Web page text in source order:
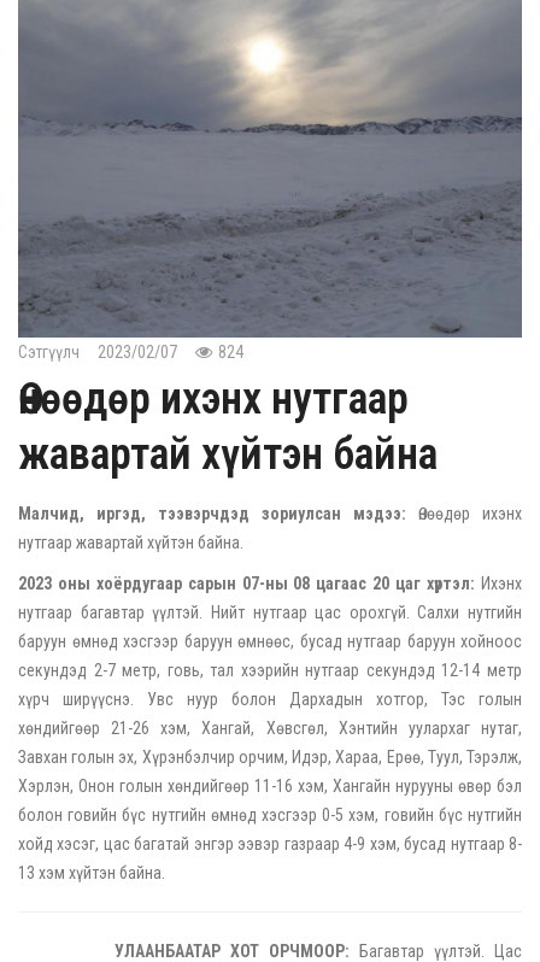
Сэтгүүлч 2023/02/07 824
Өнөөдөр ихэнх нутгаар
жавартай хүйтэн байна
Малчид, иргэд, тээвэрчдэд зориулсан мэдээ: Өнөөдөр ихэнх
нутгаар жавартай хүйтэн байна.
2023 оны хоёрдугаар сарын 07-ны 08 цагаас 20 цаг хүртэл: Ихэнх
нутгаар багавтар үүлтэй. Нийт нутгаар цас орохгүй. Салхи нутгийн
баруун өмнөд хэсгээр баруун өмнөөс, бусад нутгаар баруун хойноос
секундэд 2-7 метр, говь, тал хээрийн нутгаар секундэд 12-14 метр
хүрч ширүүснэ. Увс нуур болон Дархадын хотгор, Тэс голын
хөндийгөөр 21-26 хэм, Хангай, Хөвсгөл, Хэнтийн уулархаг нутаг,
Завхан голын эх, Хүрэнбэлчир орчим, Идэр, Хараа, Ерөө, Туул, Тэрэлж,
Хэрлэн, Онон голын хөндийгөөр 11-16 хэм, Хангайн нурууны өвөр бэл
болон говийн бүс нутгийн өмнөд хэсгээр 0-5 хэм, говийн бүс нутгийн
хойд хэсэг, цас багатай энгэр ээвэр газраар 4-9 хэм, бусад нутгаар 8-
13 хэм хүйтэн байна.
УЛААНБААТАР ХОТ ОРЧМООР: Багавтар үүлтэй. Цас